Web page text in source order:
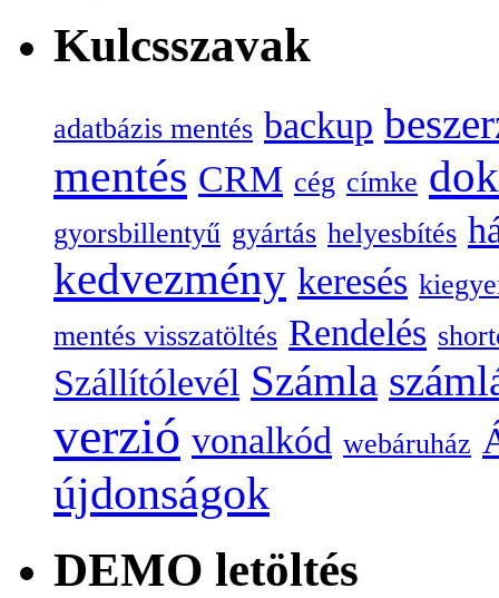
Kulcsszavak
adatbázis mentés backup
mentés CRM cég címke
gyorsbillentyű gyártás helyesbítés
kedvezmény keresés
mentés visszatöltés Rendelés
Szállítólevél Számla
verzió vonalkód webáruház
újdonságok
DEMO letöltés